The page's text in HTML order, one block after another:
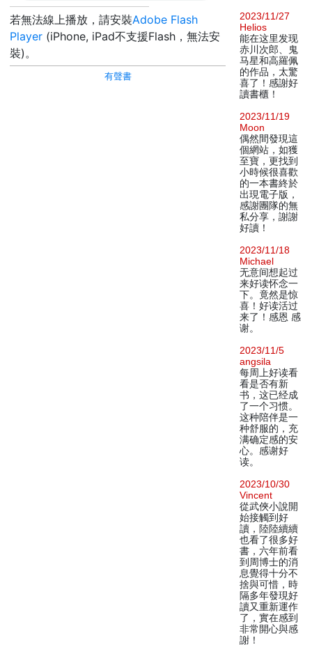
若無法線上播放，請安裝Adobe Flash
Player (iPhone, iPad不支援Flash，無法安
裝)。
有聲書
2023/11/27
Helios
能在这里发现
赤川次郎、鬼
马星和高羅佩
的作品，太驚
喜了！感謝好
讀書櫃！
2023/11/19
Moon
偶然間發現這
個網站，如獲
至寶，更找到
小時候很喜歡
的一本書終於
出現電子版，
感謝團隊的無
私分享，謝謝
好讀！
2023/11/18
Michael
无意间想起过
来好读怀念一
下。竟然是惊
喜！好读活过
来了！感恩 感
谢。
2023/11/5
angsila
每周上好读看
看是否有新
书，这已经成
了一个习惯。
这种陪伴是一
种舒服的，充
满确定感的安
心。感谢好
读。
2023/10/30
Vincent
從武俠小說開
始接觸到好
讀，陸陸續續
也看了很多好
書，六年前看
到周博士的消
息覺得十分不
捨與可惜，時
隔多年發現好
讀又重新運作
了，實在感到
非常開心與感
謝！